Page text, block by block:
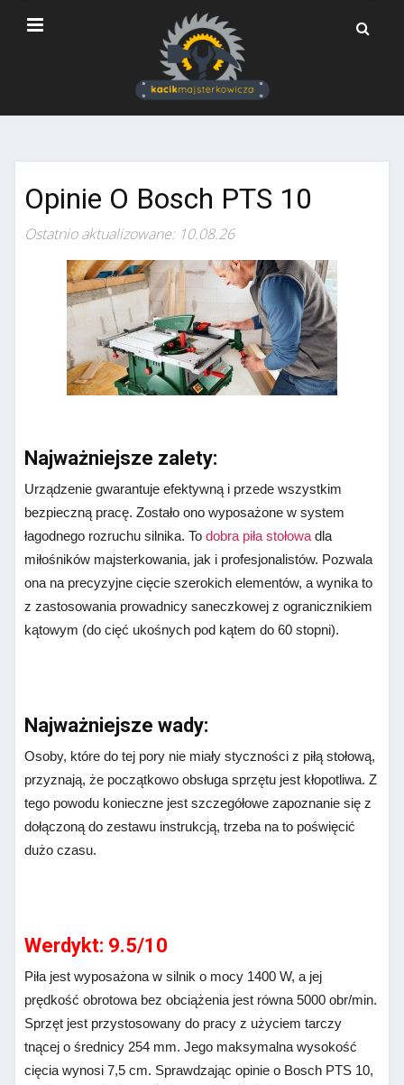
Opinie O Bosch PTS 10
Ostatnio aktualizowane: 10.08.26
Najważniejsze zalety:
Urządzenie gwarantuje efektywną i przede wszystkim
bezpieczną pracę. Zostało ono wyposażone w system
łagodnego rozruchu silnika. Todobra piła stołowa dla
miłośników majsterkowania, jak i profesjonalistów. Pozwala
ona na precyzyjne cięcie szerokich elementów, a wynika to
z zastosowania prowadnicy saneczkowej z ogranicznikiem
kątowym (do cięć ukośnych pod kątem do 60 stopni).
Najważniejsze wady:
Osoby, które do tej pory nie miały styczności z piłą stołową,
przyznają, że początkowo obsługa sprzętu jest kłopotliwa. Z
tego powodu konieczne jest szczegółowe zapoznanie się z
dołączoną do zestawu instrukcją, trzeba na to poświęcić
dużo czasu.
Werdykt: 9.5/10
Piła jest wyposażona w silnik o mocy 1400 W, a jej
prędkość obrotowa bez obciążenia jest równa 5000 obr/min.
Sprzęt jest przystosowany do pracy z użyciem tarczy
tnącej o średnicy 254 mm. Jego maksymalna wysokość
cięcia wynosi 7,5 cm. Sprawdzając opinie o Bosch PTS 10,